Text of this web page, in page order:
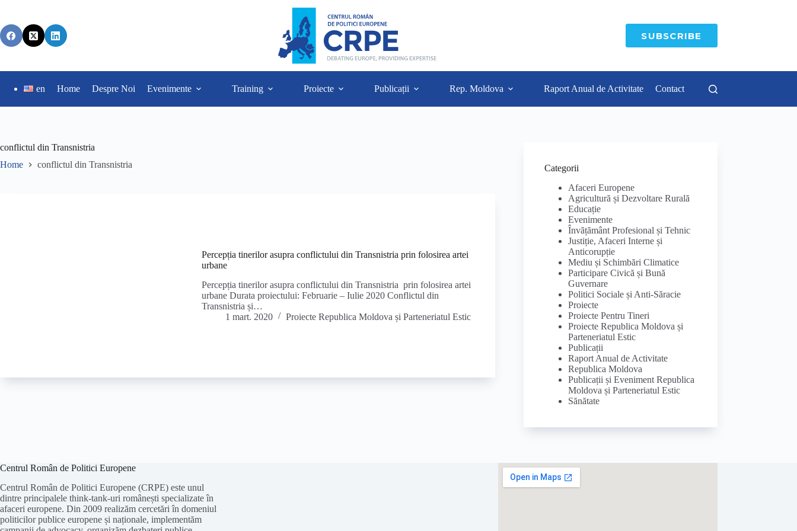
SUBSCRIBE
en Home Despre Noi Evenimente Training Proiecte Publicații Rep. Moldova Raport Anual de Activitate Contact
conflictul din Transnistria
Home
conflictul din Transnistria
Percepția tinerilor asupra conflictului din Transnistria prin folosirea artei
urbane
Percepția tinerilor asupra conflictului din Transnistria prin folosirea artei
urbane Durata proiectului: Februarie – Iulie 2020 Conflictul din
Transnistria și…
1 mart. 2020
Proiecte Republica Moldova și Parteneriatul Estic
Categorii
Afaceri Europene
Agricultură și Dezvoltare Rurală
Educație
Evenimente
Învățământ Profesional și Tehnic
Justiție, Afaceri Interne și
Anticorupție
Mediu și Schimbări Climatice
Participare Civică și Bună
Guvernare
Politici Sociale și Anti-Săracie
Proiecte
Proiecte Pentru Tineri
Proiecte Republica Moldova și
Parteneriatul Estic
Publicații
Raport Anual de Activitate
Republica Moldova
Publicații și Eveniment Republica
Moldova și Parteneriatul Estic
Sănătate
Centrul Român de Politici Europene
Centrul Român de Politici Europene (CRPE) este unul
dintre principalele think-tank-uri românești specializate în
afaceri europene. Din 2009 realizăm cercetări în domeniul
politicilor publice europene și naționale, implementăm